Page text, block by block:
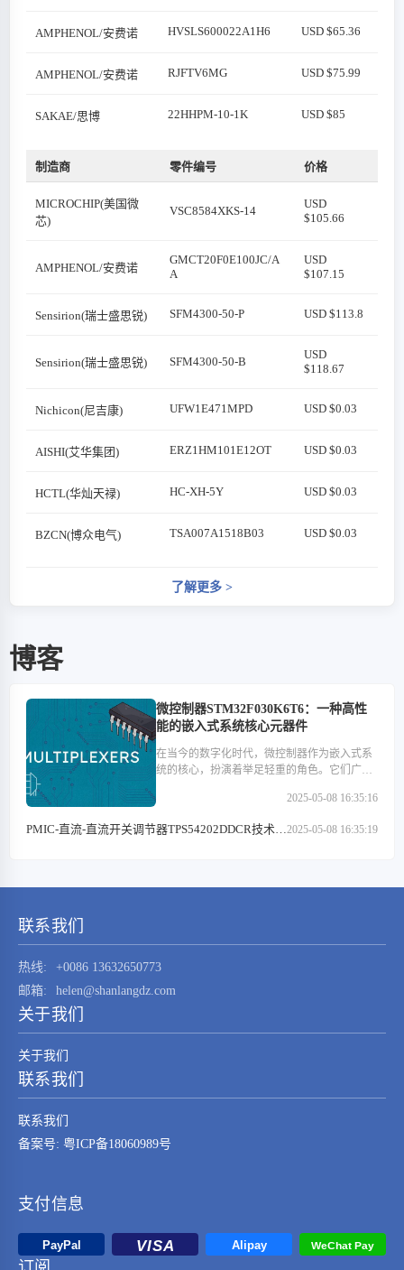
AMPHENOL/安费诺 HVSLS600022A1H6 USD $65.36
AMPHENOL/安费诺 RJFTV6MG USD $75.99
SAKAE/思博 22HHPM-10-1K USD $85
制造商 零件编号 价格
MICROCHIP(美国微
芯)
VSC8584XKS-14
USD
$105.66
AMPHENOL/安费诺
GMCT20F0E100JC/A
A
USD
$107.15
Sensirion(瑞士盛思锐) SFM4300-50-P USD $113.8
Sensirion(瑞士盛思锐) SFM4300-50-B
USD
$118.67
Nichicon(尼吉康) UFW1E471MPD USD $0.03
AISHI(艾华集团) ERZ1HM101E12OT USD $0.03
HCTL(华灿天禄) HC-XH-5Y USD $0.03
BZCN(博众电气) TSA007A1518B03 USD $0.03
了解更多 >
博客
微控制器STM32F030K6T6：一种高性
能的嵌入式系统核心元器件
在当今的数字化时代，微控制器作为嵌入式系
统的核心，扮演着举足轻重的角色。它们广泛
类电子产品以及通信设备等多个领域。在这些
功耗和丰富的外设接口等特点，成为了众多开
2025-05-08 16:35:16
PMIC-直流-直流开关调节器TPS54202DDCR技术特2025-05-08 16:35:19
联系我们
热线:
+0086 13632650773
邮箱:
helen@shanlangdz.com
关于我们
关于我们
联系我们
联系我们
备案号: 粤ICP备18060989号
支付信息